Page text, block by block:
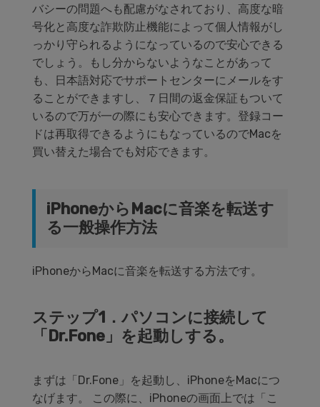
バシーの問題へも配慮がなされており、高度な暗
号化と高度な詐欺防止機能によって個人情報がし
っかり守られるようになっているので安心できる
でしょう。もし分からないようなことがあって
も、日本語対応でサポートセンターにメールをす
ることができますし、７日間の返金保証もついて
いるので万が一の際にも安心できます。登録コー
ドは再取得できるようにもなっているのでMacを
買い替えた場合でも対応できます。
iPhoneからMacに音楽を転送す
る一般操作方法
iPhoneからMacに音楽を転送する方法です。
ステップ1．パソコンに接続して
「Dr.Fone」を起動しする。
まずは「Dr.Fone」を起動し、iPhoneをMacにつ
なげます。 この際に、iPhoneの画面上では「こ